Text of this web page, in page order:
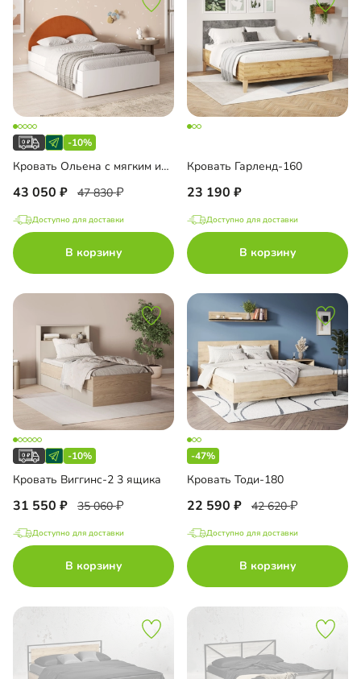
-10%
Кровать Ольена с мягким изголовьем
43 050 47 830
Доступно для доставки
В корзину
Кровать Гарленд-160
23 190
Доступно для доставки
В корзину
-10%
Кровать Виггинс-2 3 ящика
31 550 35 060
Доступно для доставки
В корзину
-47%
Кровать Тоди-180
22 590 42 620
Доступно для доставки
В корзину